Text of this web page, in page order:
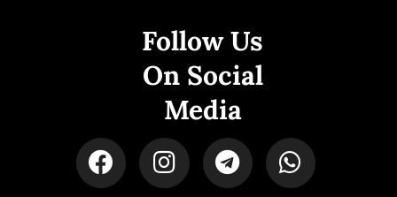
Follow Us
On Social
Media